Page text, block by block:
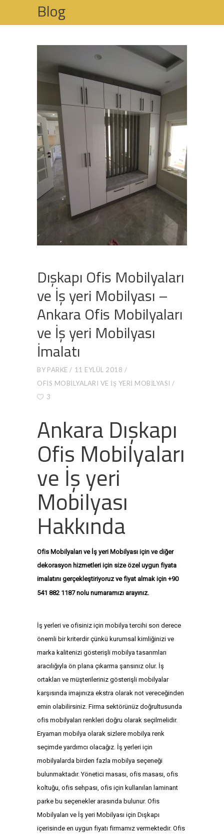
Blog
OFIS MOBILYALARI VE İŞ YERI MOBILYASI
DIŞKAPI OFIS MOBILYALARI VE İŞ YERI
MOBILYASI – ANKARA OFIS MOBILYALARI VE
İŞ YERI MOBILYASI İMALATI
Dışkapı Ofis Mobilyaları
ve İş yeri Mobilyası –
Ankara Ofis Mobilyaları
ve İş yeri Mobilyası
İmalatı
BY PARKE
11 EYLÜL 2018
OFIS MOBILYALARI VE İŞ YERI MOBILYASI
3
Ankara Dışkapı
Ofis Mobilyaları
ve İş yeri
Mobilyası
Hakkında
Ofis Mobilyaları ve İş yeri Mobilyası için ve diğer
dekorasyon hizmetleri için size özel uygun fiyata
imalatını gerçekleştiriyoruz ve fiyat almak için +90
541 882 1187 nolu numaramızı arayınız.
İş yerleri ve ofisiniz için mobilya tercihi son derece
önemli bir kriterdir çünkü kurumsal kimliğinizi ve
marka kalitenizi gösterişli mobilya tasarımları
aracılığıyla ön plana çıkarma şansınız olur. İş
ortakları ve müşterileriniz gösterişli mobilyalar
karşısında imajınıza ekstra olarak not vereceğinden
emin olabilirsiniz. Firma sektörünüz doğrultusunda
ofis mobilyaları renkleri doğru olarak seçilmelidir.
Eryaman mobilya olarak sizlere mobilya renk
seçimde yardımcı olacağız. İş yerleri için
mobilyalarda birden fazla mobilya seçeneği
bulunmaktadır. Yönetici masası, ofis masası, ofis
koltuğu, ofis sehpası, ofis için kullanılan laminant
parke bu seçenekler arasında bulunur. Ofis
Mobilyaları ve İş yeri Mobilyası için Dışkapı
içerisinde en uygun fiyatı firmamız vermektedir. Ofis